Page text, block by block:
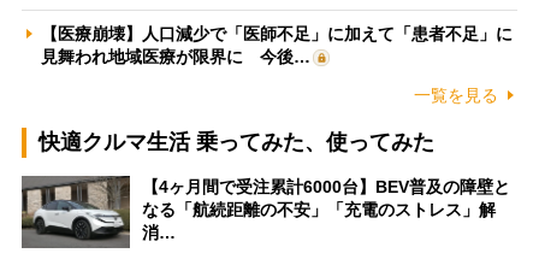
【医療崩壊】人口減少で「医師不足」に加えて「患者不足」に
見舞われ地域医療が限界に 今後…
一覧を見る
快適クルマ生活 乗ってみた、使ってみた
【4ヶ月間で受注累計6000台】BEV普及の障壁と
なる「航続距離の不安」「充電のストレス」解
消…